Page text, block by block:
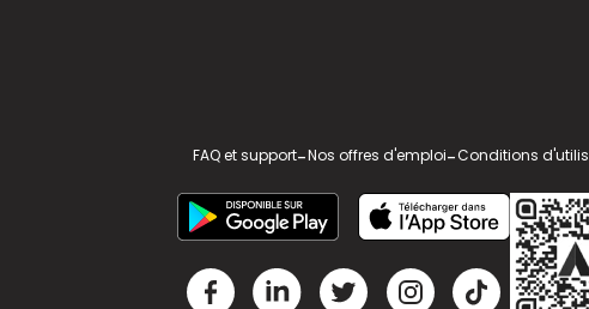
FAQ et support-Nos offres d'emploi-Conditions